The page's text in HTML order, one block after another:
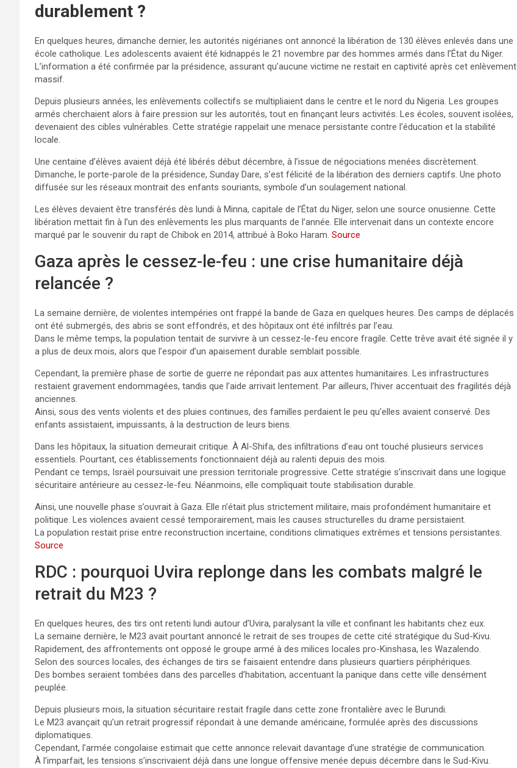
durablement ?
En quelques heures, dimanche dernier, les autorités nigérianes ont annoncé la libération de 130 élèves enlevés dans une
école catholique. Les adolescents avaient été kidnappés le 21 novembre par des hommes armés dans l’État du Niger.
L’information a été confirmée par la présidence, assurant qu’aucune victime ne restait en captivité après cet enlèvement
massif.
Depuis plusieurs années, les enlèvements collectifs se multipliaient dans le centre et le nord du Nigeria. Les groupes
armés cherchaient alors à faire pression sur les autorités, tout en finançant leurs activités. Les écoles, souvent isolées,
devenaient des cibles vulnérables. Cette stratégie rappelait une menace persistante contre l’éducation et la stabilité
locale.
Une centaine d’élèves avaient déjà été libérés début décembre, à l’issue de négociations menées discrètement.
Dimanche, le porte-parole de la présidence, Sunday Dare, s’est félicité de la libération des derniers captifs. Une photo
diffusée sur les réseaux montrait des enfants souriants, symbole d’un soulagement national.
Les élèves devaient être transférés dès lundi à Minna, capitale de l’État du Niger, selon une source onusienne. Cette
libération mettait fin à l’un des enlèvements les plus marquants de l’année. Elle intervenait dans un contexte encore
marqué par le souvenir du rapt de Chibok en 2014, attribué à Boko Haram. Source
Gaza après le cessez-le-feu : une crise humanitaire déjà
relancée ?
La semaine dernière, de violentes intempéries ont frappé la bande de Gaza en quelques heures. Des camps de déplacés
ont été submergés, des abris se sont effondrés, et des hôpitaux ont été infiltrés par l’eau.
Dans le même temps, la population tentait de survivre à un cessez-le-feu encore fragile. Cette trêve avait été signée il y
a plus de deux mois, alors que l’espoir d’un apaisement durable semblait possible.
Cependant, la première phase de sortie de guerre ne répondait pas aux attentes humanitaires. Les infrastructures
restaient gravement endommagées, tandis que l’aide arrivait lentement. Par ailleurs, l’hiver accentuait des fragilités déjà
anciennes.
Ainsi, sous des vents violents et des pluies continues, des familles perdaient le peu qu’elles avaient conservé. Des
enfants assistaient, impuissants, à la destruction de leurs biens.
Dans les hôpitaux, la situation demeurait critique. À Al-Shifa, des infiltrations d’eau ont touché plusieurs services
essentiels. Pourtant, ces établissements fonctionnaient déjà au ralenti depuis des mois.
Pendant ce temps, Israël poursuivait une pression territoriale progressive. Cette stratégie s’inscrivait dans une logique
sécuritaire antérieure au cessez-le-feu. Néanmoins, elle compliquait toute stabilisation durable.
Ainsi, une nouvelle phase s’ouvrait à Gaza. Elle n’était plus strictement militaire, mais profondément humanitaire et
politique. Les violences avaient cessé temporairement, mais les causes structurelles du drame persistaient.
La population restait prise entre reconstruction incertaine, conditions climatiques extrêmes et tensions persistantes.
Source
RDC : pourquoi Uvira replonge dans les combats malgré le
retrait du M23 ?
En quelques heures, des tirs ont retenti lundi autour d’Uvira, paralysant la ville et confinant les habitants chez eux.
La semaine dernière, le M23 avait pourtant annoncé le retrait de ses troupes de cette cité stratégique du Sud-Kivu.
Rapidement, des affrontements ont opposé le groupe armé à des milices locales pro-Kinshasa, les Wazalendo.
Selon des sources locales, des échanges de tirs se faisaient entendre dans plusieurs quartiers périphériques.
Des bombes seraient tombées dans des parcelles d’habitation, accentuant la panique dans cette ville densément
peuplée.
Depuis plusieurs mois, la situation sécuritaire restait fragile dans cette zone frontalière avec le Burundi.
Le M23 avançait qu’un retrait progressif répondait à une demande américaine, formulée après des discussions
diplomatiques.
Cependant, l’armée congolaise estimait que cette annonce relevait davantage d’une stratégie de communication.
À l’imparfait, les tensions s’inscrivaient déjà dans une longue offensive menée depuis décembre dans le Sud-Kivu.